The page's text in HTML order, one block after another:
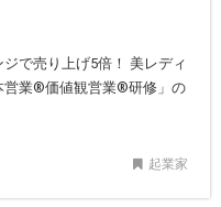
で売り上げ5倍！ 美レディ
営業®︎価値観営業®︎研修」の
起業家